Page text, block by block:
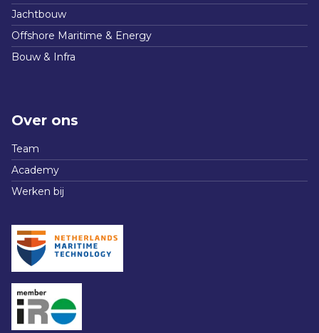
Jachtbouw
Offshore Maritime & Energy
Bouw & Infra
Over ons
Team
Academy
Werken bij